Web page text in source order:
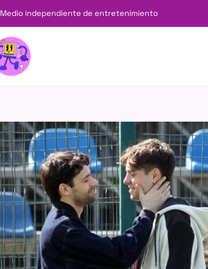
Medio independiente de entretenimiento